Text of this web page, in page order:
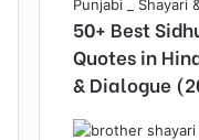
50+ Best
Quotes in
& Dialogue